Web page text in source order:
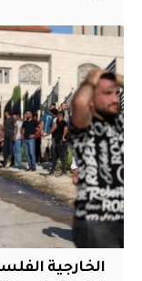
الخارجية